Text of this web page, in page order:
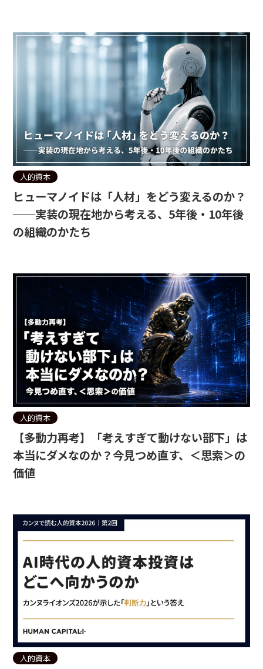
人的資本
ヒューマノイドは「人材」をどう変えるのか？
──実装の現在地から考える、5年後・10年後
の組織のかたち
人的資本
【多動力再考】「考えすぎて動けない部下」は
本当にダメなのか？今見つめ直す、＜思索＞の
価値
人的資本